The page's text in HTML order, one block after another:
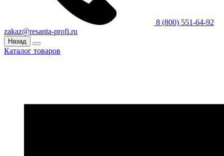
8 (800) 551-64-92
zakaz@resanta-profi.ru
Назад
Каталог товаров